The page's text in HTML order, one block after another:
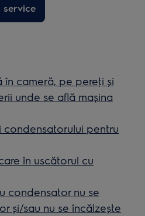
service
în cameră, pe pereţi şi
unde se află maşina
condensatorului pentru
în uscătorul cu
condensator nu se
și/sau nu se încălzește